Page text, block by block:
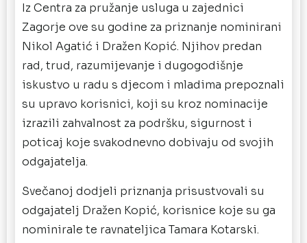
Iz Centra za pružanje usluga u zajednici
Zagorje ove su godine za priznanje nominirani
Nikol Agatić i Dražen Kopić. Njihov predan
rad, trud, razumijevanje i dugogodišnje
iskustvo u radu s djecom i mladima prepoznali
su upravo korisnici, koji su kroz nominacije
izrazili zahvalnost za podršku, sigurnost i
poticaj koje svakodnevno dobivaju od svojih
odgajatelja.
Svečanoj dodjeli priznanja prisustvovali su
odgajatelj Dražen Kopić, korisnice koje su ga
nominirale te ravnateljica Tamara Kotarski.